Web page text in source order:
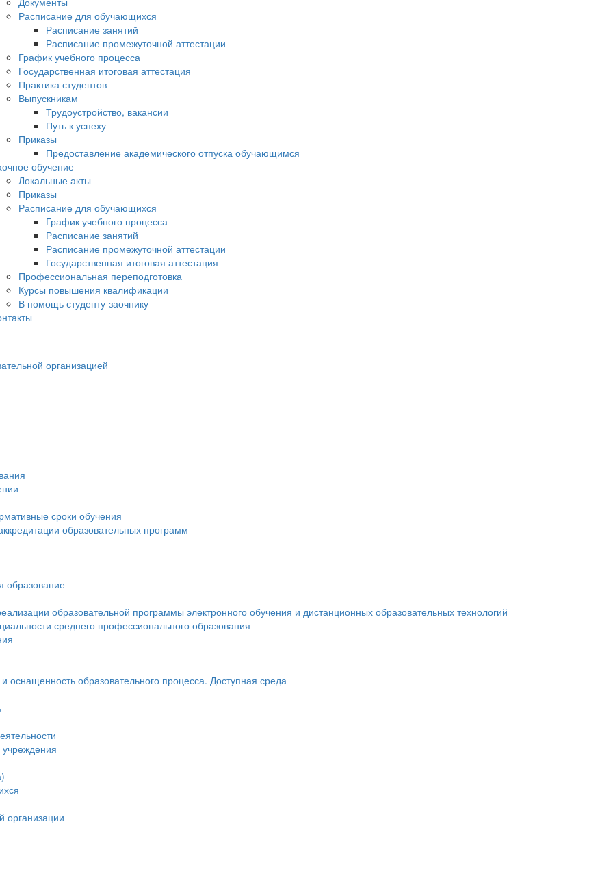
Расписание для обучающихся
Расписание занятий
Расписание промежуточной аттестации
График учебного процесса
Государственная итоговая аттестация
Практика студентов
Выпускникам
Трудоустройство, вакансии
Путь к успеху
Приказы
Предоставление академического отпуска обучающимся
обучение
Локальные акты
Приказы
Расписание для обучающихся
График учебного процесса
Расписание занятий
Расписание промежуточной аттестации
Государственная итоговая аттестация
Профессиональная переподготовка
Курсы повышения квалификации
В помощь студенту-заочнику
организацией
сроки обучения
образовательных программ
образование
образовательной программы электронного обучения и дистанционных образовательных технологий
среднего профессионального образования
оснащенность образовательного процесса. Доступная среда
учреждения
организации